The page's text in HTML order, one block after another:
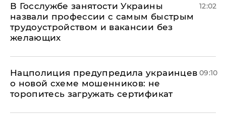
В Госслужбе занятости Украины
назвали профессии с самым быстрым
трудоустройством и вакансии без
желающих
12:02
Нацполиция предупредила украинцев
о новой схеме мошенников: не
торопитесь загружать сертификат
09:10